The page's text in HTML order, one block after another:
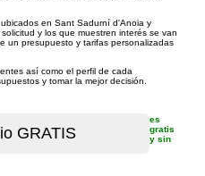
en Sant Sadurní d'Anoia y
y los que muestren interés se van
un presupuesto y tarifas personalizadas
así como el perfil de cada
y tomar la mejor decisión.
es
gratis
y sin